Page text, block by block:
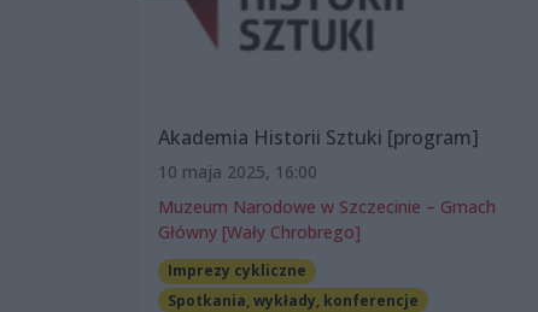
Akademia Historii Sztuki [program]
10 maja 2025, 16:00
Muzeum Narodowe w Szczecinie – Gmach
Główny [Wały Chrobrego]
Imprezy cykliczne
Spotkania, wykłady, konferencje